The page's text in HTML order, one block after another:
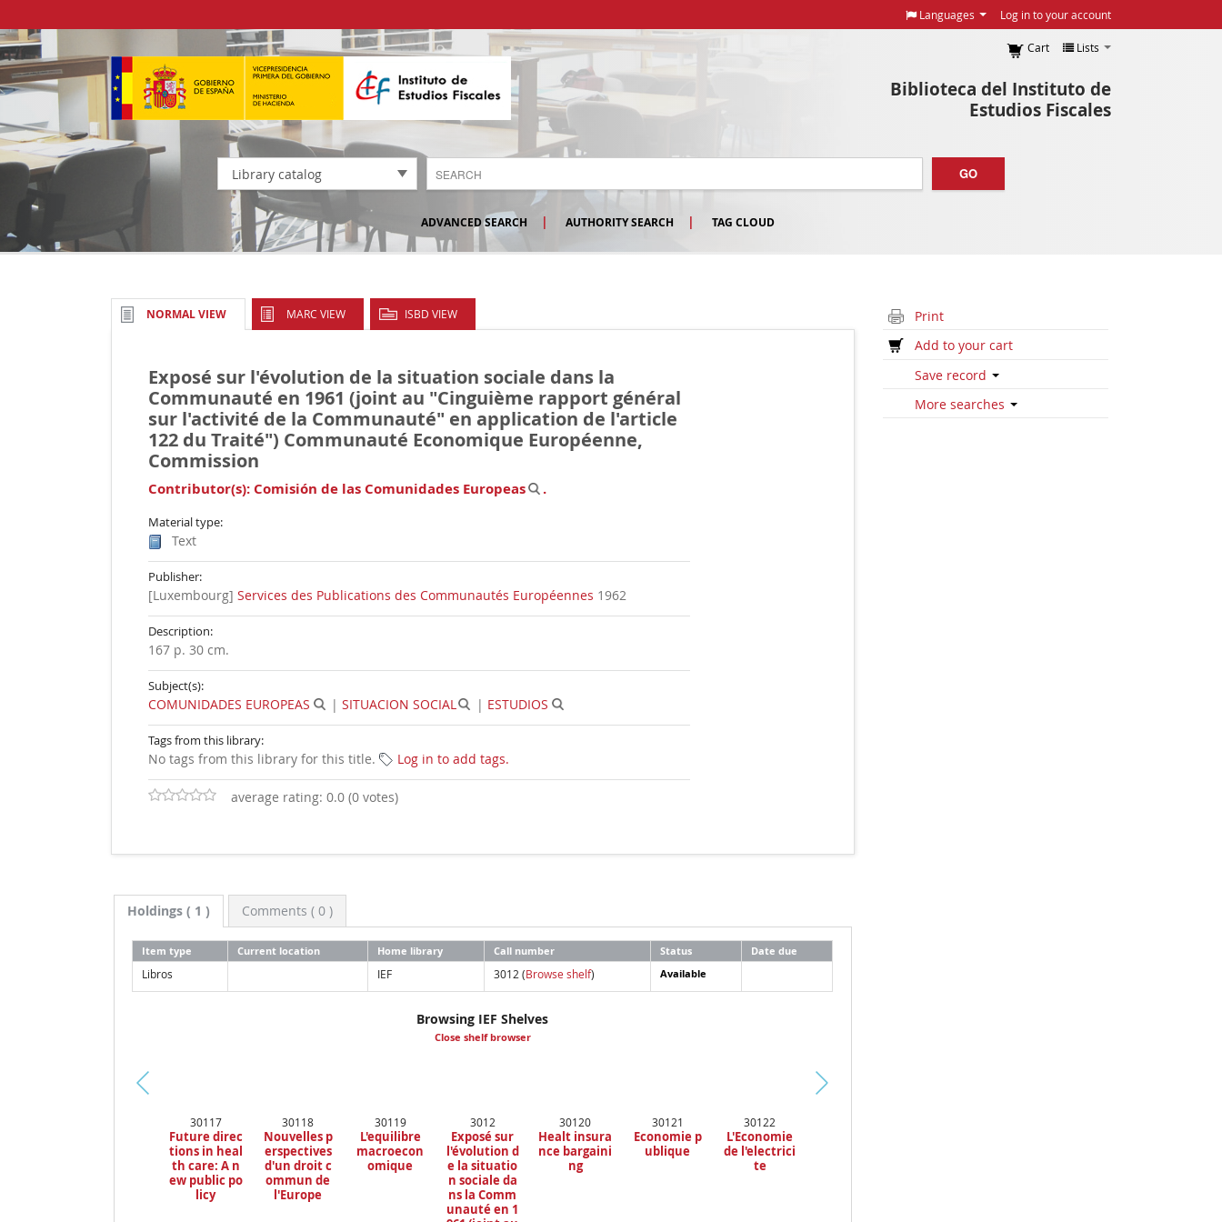
Languages Log in to your account
Biblioteca del Instituto de
Estudios Fiscales
Cart Lists
Library catalog GO
ADVANCED SEARCH AUTHORITY SEARCH TAG CLOUD
NORMAL VIEW MARC VIEW ISBD VIEW
Exposé sur l'évolution de la situation sociale dans la
Communauté en 1961 (joint au "Cinguième rapport général
sur l'activité de la Communauté" en application de l'article
122 du Traité") Communauté Economique Européenne,
Commission
Contributor(s): Comisión de las Comunidades Europeas .
Material type:
Text
Publisher:
[Luxembourg] Services des Publications des Communautés Européennes 1962
Description:
167 p. 30 cm.
Subject(s):
COMUNIDADES EUROPEAS | SITUACION SOCIAL | ESTUDIOS
Tags from this library:
No tags from this library for this title. Log in to add tags.
average rating: 0.0 (0 votes)
Holdings( 1 ) Comments ( 0 )
Item type Current location Home library Call number Status Date due
Libros IEF 3012 (Browse shelf) Available
Browsing IEF Shelves
Close shelf browser
30117
Future direc
tions in heal
th care: A n
ew public po
licy
30118
Nouvelles p
erspectives
d'un droit c
ommun de
l'Europe
30119
L'equilibre
macroecon
omique
3012
Exposé sur
l'évolution d
e la situatio
n sociale da
ns la Comm
unauté en 1
30120
Healt insura
nce bargaini
ng
30121
Economie p
ublique
30122
L'Economie
de l'electrici
te
Print
Add to your cart
Save record
More searches